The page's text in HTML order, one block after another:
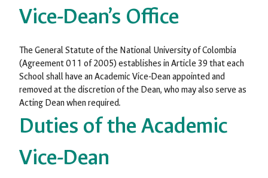
Vice-Dean’s Office
The General Statute of the National University of Colombia
(Agreement 011 of 2005) establishes in Article 39 that each
School shall have an Academic Vice-Dean appointed and
removed at the discretion of the Dean, who may also serve as
Acting Dean when required.
Duties of the Academic
Vice-Dean